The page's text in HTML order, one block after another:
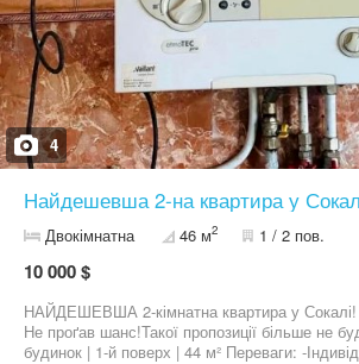
4
Найдешевша 2-на квартира у
Двокімнатна 46 м2 1 / 2 пов.
10 000 $
НАЙДЕШЕВША 2-кімнатна квартира у Сокалі!
Не проґав шанс!Такої пропозиції більше не
будинок | 1-й поверх | 44 м² Переваги: -